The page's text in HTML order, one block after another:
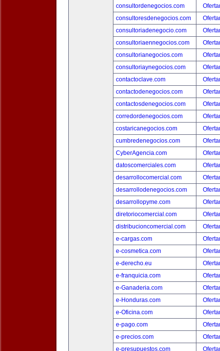
consultordenegocios.com
consultoresdenegocios.com
consultoriadenegocio.com
consultoriaennegocios.com
consultorianegocios.com
consultoriaynegocios.com
contactoclave.com
contactodenegocios.com
contactosdenegocios.com
corredordenegocios.com
costaricanegocios.com
cumbredenegocios.com
CyberAgencia.com
datoscomerciales.com
desarrollocomercial.com
desarrollodenegocios.com
desarrollopyme.com
diretoriocomercial.com
distribucioncomercial.com
e-cargas.com
e-cosmetica.com
e-derecho.eu
e-franquicia.com
e-Ganaderia.com
e-Honduras.com
e-Oficina.com
e-pago.com
e-precios.com
e-presupuestos.com